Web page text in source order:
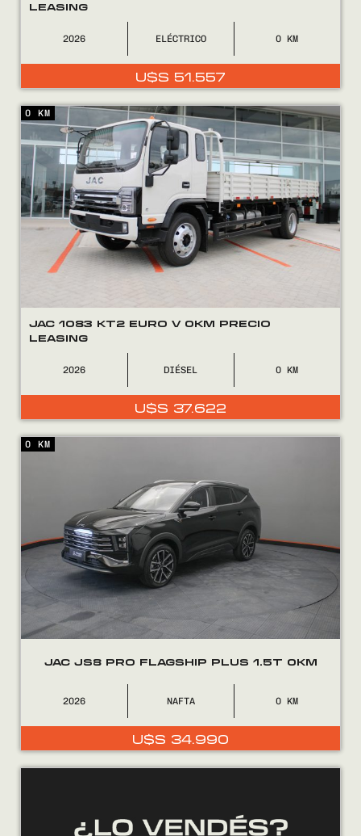
LEASING
2026 ELÉCTRICO 0
U$S 51.557
JAC 1083 KT2 EURO V 0KM PRECIO
LEASING
2026 DIÉSEL 0
U$S 37.622
0 KM
JAC JS8 PRO FLAGSHIP PLUS 1.5T 0KM
2026 NAFTA 0
U$S 34.990
0 KM